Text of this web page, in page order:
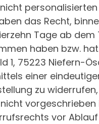
das Recht,
Tage ab dem
haben bzw.
1, 75223 Niefern-
einer
zu
vor